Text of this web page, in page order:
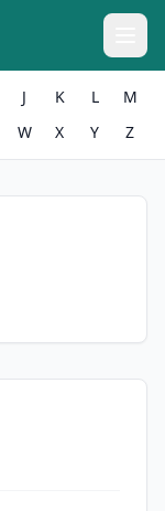
J K L
M
W X Y Z